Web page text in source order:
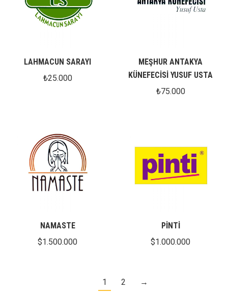
LAHMACUN SARAYI
₺25.000
MEŞHUR ANTAKYA
KÜNEFECİSİ YUSUF USTA
₺75.000
NAMASTE
$1.500.000
PİNTİ
$1.000.000
1 2 →